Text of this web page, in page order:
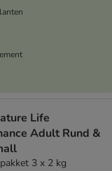
Life
Adult Rund &
3 x 2 kg